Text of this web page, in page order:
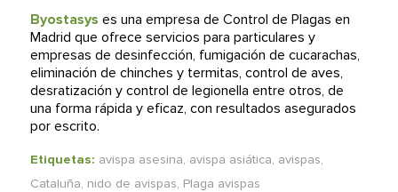
Byostasys es una empresa de Control de Plagas en
Madrid que ofrece servicios para particulares y
empresas de desinfección, fumigación de cucarachas,
eliminación de chinches y termitas, control de aves,
desratización y control de legionella entre otros, de
una forma rápida y eficaz, con resultados asegurados
por escrito.
Etiquetas: avispa asesina, avispa asiática, avispas,
Cataluña, nido de avispas, Plaga avispas